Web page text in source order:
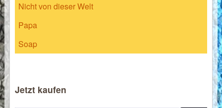
Nicht von dieser Welt
Papa
Soap
Jetzt kaufen